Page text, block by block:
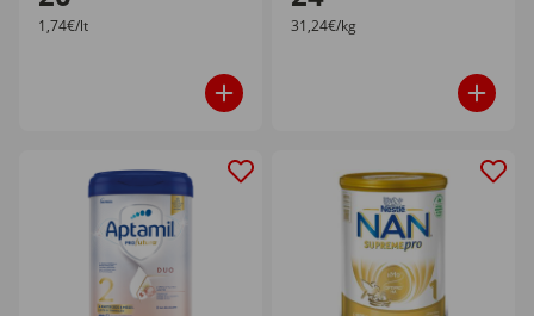
1,74€/lt 31,24€/kg